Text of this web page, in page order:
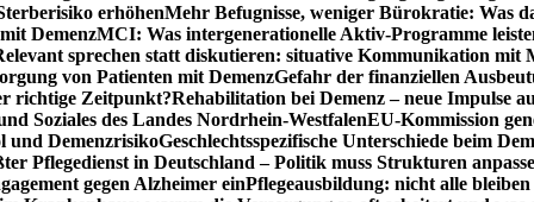
erhöhenMehr Befugnisse, weniger Bürokratie: Was
DemenzMCI: Was intergenerationelle Aktiv-Programme
sprechen statt diskutieren: situative Kommunikation mit
von Patienten mit DemenzGefahr der finanziellen
richtige Zeitpunkt?Rehabilitation bei Demenz – neue Impulse
Soziales des Landes Nordrhein-WestfalenEU-Kommission
und DemenzrisikoGeschlechtsspezifische Unterschiede beim
Pflegedienst in Deutschland – Politik muss Strukturen
gegen Alzheimer einPflegeausbildung: nicht alle bleiben